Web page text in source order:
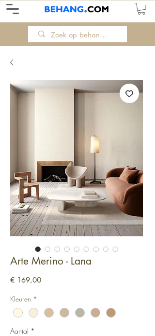
Arte Merino - Lana
€ 169,00Prijs
Kleuren *
Aantal *